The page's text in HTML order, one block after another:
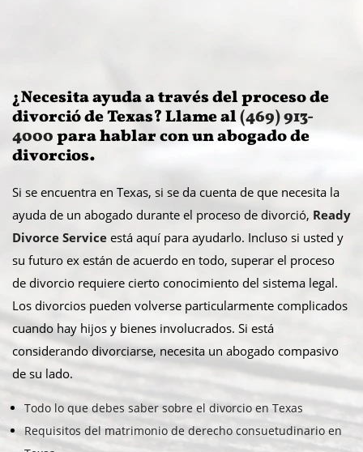
¿Necesita ayuda a través del proceso de
divorció de Texas? Llame al(469) 913-
4000para hablar con un abogado de
divorcios.
Si se encuentra en Texas, si se da cuenta de que necesita la
ayuda de un abogado durante el proceso de divorció, Ready
Divorce Service está aquí para ayudarlo. Incluso si usted y
su futuro ex están de acuerdo en todo, superar el proceso
de divorcio requiere cierto conocimiento del sistema legal.
Los divorcios pueden volverse particularmente complicados
cuando hay hijos y bienes involucrados. Si está
considerando divorciarse, necesita un abogado compasivo
de su lado.
Todo lo que debes saber sobre el divorcio en Texas
Requisitos del matrimonio de derecho consuetudinario en